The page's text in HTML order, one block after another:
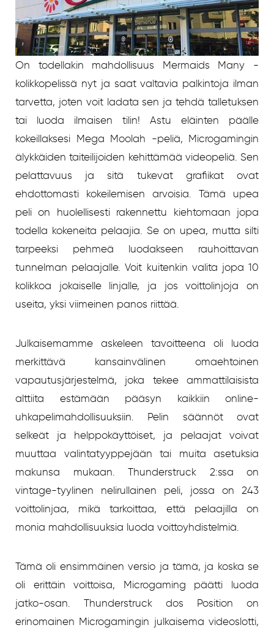
On todellakin mahdollisuus Mermaids Many -
kolikkopelissä nyt ja saat valtavia palkintoja ilman
tarvetta, joten voit ladata sen ja tehdä talletuksen
tai luoda ilmaisen tilin! Astu eläinten päälle
kokeillaksesi Mega Moolah -peliä, Microgamingin
älykkäiden taiteilijoiden kehittämää videopeliä. Sen
pelattavuus ja sitä tukevat grafiikat ovat
ehdottomasti kokeilemisen arvoisia. Tämä upea
peli on huolellisesti rakennettu kiehtomaan jopa
todella kokeneita pelaajia. Se on upea, mutta silti
tarpeeksi pehmeä luodakseen rauhoittavan
tunnelman pelaajalle. Voit kuitenkin valita jopa 10
kolikkoa jokaiselle linjalle, ja jos voittolinjoja on
useita, yksi viimeinen panos riittää.
Julkaisemamme askeleen tavoitteena oli luoda
merkittävä kansainvälinen omaehtoinen
vapautusjärjestelmä, joka tekee ammattilaisista
alttiita estämään pääsyn kaikkiin online-
uhkapelimahdollisuuksiin. Pelin säännöt ovat
selkeät ja helppokäyttöiset, ja pelaajat voivat
muuttaa valintatyyppejään tai muita asetuksia
makunsa mukaan. Thunderstruck 2:ssa on
vintage-tyylinen nelirullainen peli, jossa on 243
voittolinjaa, mikä tarkoittaa, että pelaajilla on
monia mahdollisuuksia luoda voittoyhdistelmiä.
Tämä oli ensimmäinen versio ja tämä, ja koska se
oli erittäin voittoisa, Microgaming päätti luoda
jatko-osan. Thunderstruck dos Position on
erinomainen Microgamingin julkaisema videoslotti,